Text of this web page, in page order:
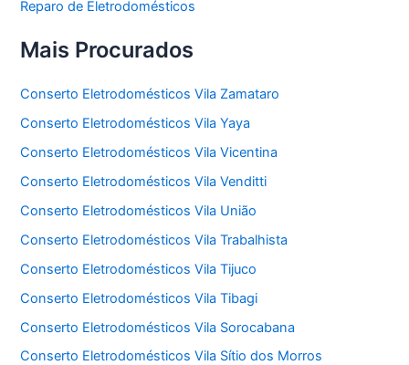
Reparo de Eletrodomésticos
Mais Procurados
Conserto Eletrodomésticos Vila Zamataro
Conserto Eletrodomésticos Vila Yaya
Conserto Eletrodomésticos Vila Vicentina
Conserto Eletrodomésticos Vila Venditti
Conserto Eletrodomésticos Vila União
Conserto Eletrodomésticos Vila Trabalhista
Conserto Eletrodomésticos Vila Tijuco
Conserto Eletrodomésticos Vila Tibagi
Conserto Eletrodomésticos Vila Sorocabana
Conserto Eletrodomésticos Vila Sítio dos Morros